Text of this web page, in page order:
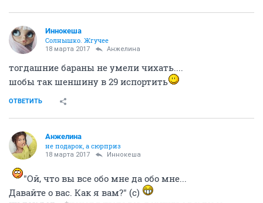
Иннокеша
Солнышко. Жгучее
18 марта 2017 Aнжелина
тогдашние бараны не умели чихать....
шобы так шеншину в 29 испортить
ОТВЕТИТЬ
Aнжелина
не подарок, а сюрприз
18 марта 2017 Иннокеша
"Ой, что вы все обо мне да обо мне...
Давайте о вас. Как я вам?" (с)